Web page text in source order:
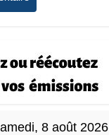
8 août 2026